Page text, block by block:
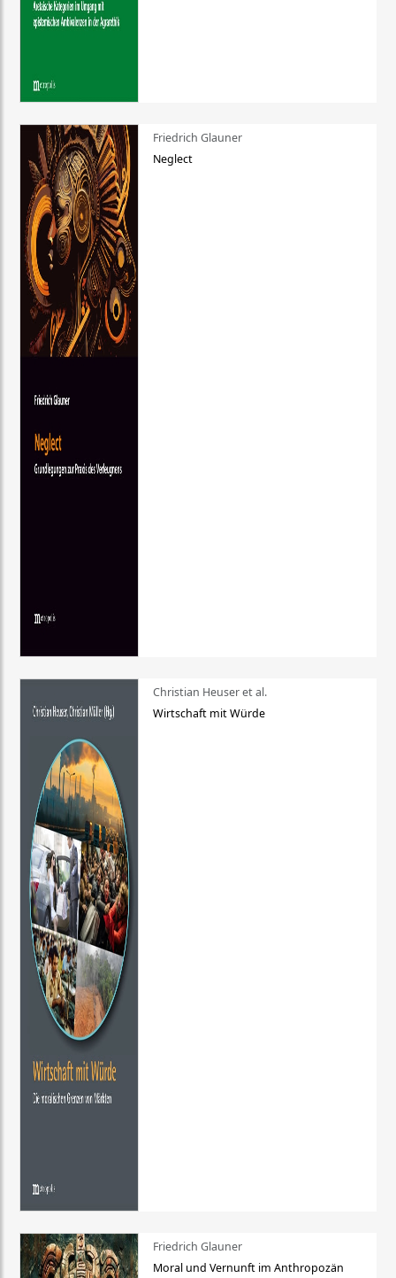
Friedrich Glauner
Neglect
Christian Heuser et al.
Wirtschaft mit Würde
Friedrich Glauner
Moral und Vernunft im Anthropozän